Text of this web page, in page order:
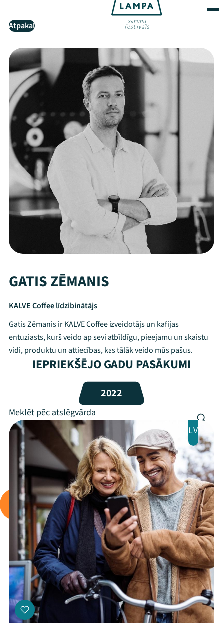
Mana programma
Festivāls
Programma
Arhīvs
Viņi bija LAMPĀ 2026
Jaunumi
Ziedo
Veikals
Kontakti
Atpakaļ
GATIS ZĒMANIS
KALVE Coffee līdzibinātājs
Gatis Zēmanis ir KALVE Coffee izveidotājs un kafijas
entuziasts, kurš veido ap sevi atbīldīgu, pieejamu un skaistu
vidi, produktu un attiecības, kas tālāk veido mūs pašus.
IEPRIEKŠĒJO GADU PASĀKUMI
2022
LV